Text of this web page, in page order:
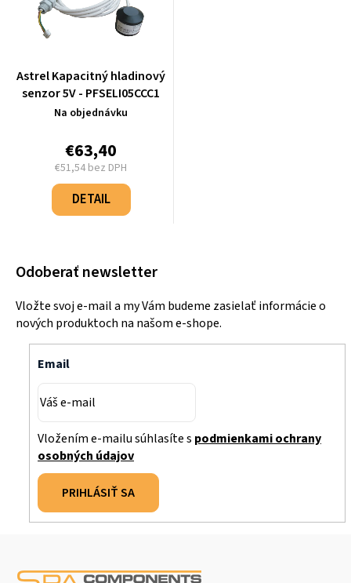
Astrel Kapacitný hladinový
senzor 5V - PFSELI05CCC1
Na objednávku
€63,40
€51,54 bez DPH
Jednotková
cena:
DETAIL
Odoberať newsletter
Vložte svoj e-mail a my Vám budeme zasielať informácie o
nových produktoch na našom e-shope.
Email
Vložením e-mailu súhlasíte s podmienkami ochrany
osobných údajov
PRIHLÁSIŤ SA